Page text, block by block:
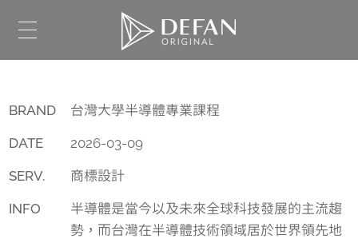
BRAND 台灣大學半導體專業課程
DATE 2026-03-09
SERV. 商標設計
INFO
半導體是當今以及未來全球科技發展的主流趨
勢，而台灣在半導體技術領域居於世界領先地